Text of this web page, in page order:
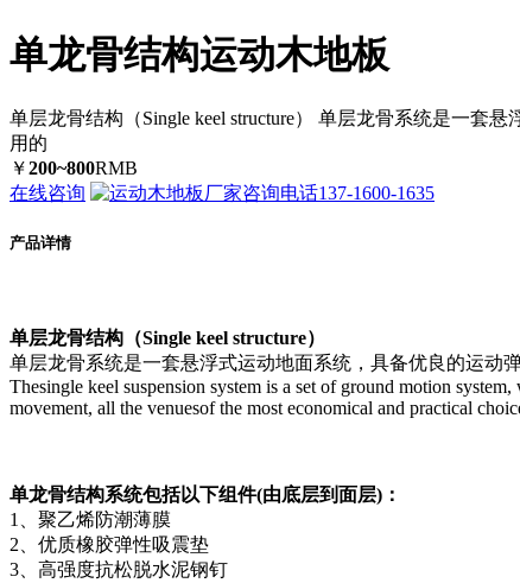
单龙骨结构运动木地板
单层龙骨结构（Single keel structure） 单层龙骨系统是一套
用的
￥200~800RMB
在线咨询
137-1600-1635
产品详情
单层龙骨结构（Single keel structure）
单层龙骨系统是一套悬浮式运动地面系统，具备优良的运动
Thesingle keel suspension system is a set of ground motion
movement, all the venuesof the most economical and practical
单龙骨结构系统包括以下组件(由底层到面层)：
1、聚乙烯防潮薄膜
2、优质橡胶弹性吸震垫
3、高强度抗松脱水泥钢钉